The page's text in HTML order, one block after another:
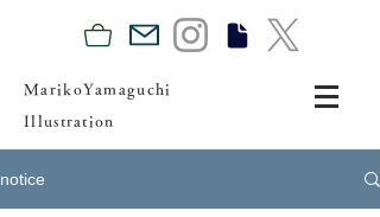
MarikoYamaguchi
Illustration
notice